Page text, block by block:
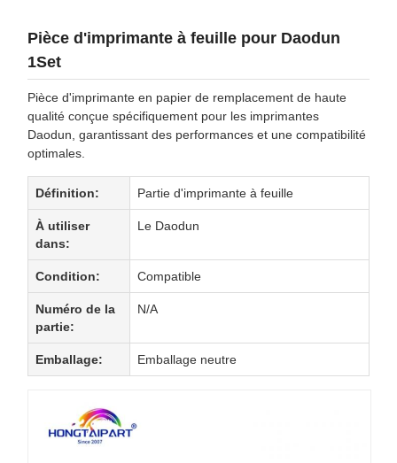
Pièce d'imprimante à feuille pour Daodun
1Set
Pièce d'imprimante en papier de remplacement de haute
qualité conçue spécifiquement pour les imprimantes
Daodun, garantissant des performances et une compatibilité
optimales.
Définition: Partie d'imprimante à feuille
À utiliser
dans:
Le Daodun
Condition: Compatible
Numéro de la
partie:
N/A
Emballage: Emballage neutre